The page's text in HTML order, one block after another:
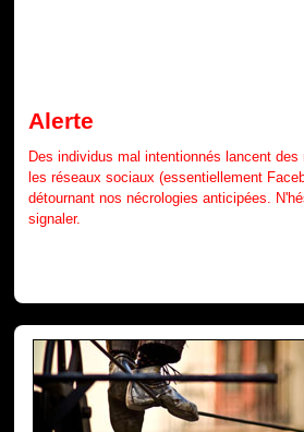
Alerte
Des individus mal intentionnés lancent
les réseaux sociaux (essentiellement
détournant nos nécrologies anticipées.
signaler.